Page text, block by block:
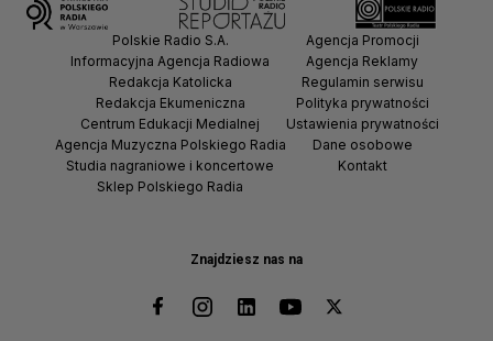
Znajdziesz nas na
Polskie Radio S.A.
Informacyjna Agencja Radiowa
Redakcja Katolicka
Redakcja Ekumeniczna
Centrum Edukacji Medialnej
Agencja Muzyczna Polskiego Radia
Studia nagraniowe i koncertowe
Sklep Polskiego Radia
Agencja Promocji
Agencja Reklamy
Regulamin serwisu
Polityka prywatności
Ustawienia prywatności
Dane osobowe
Kontakt